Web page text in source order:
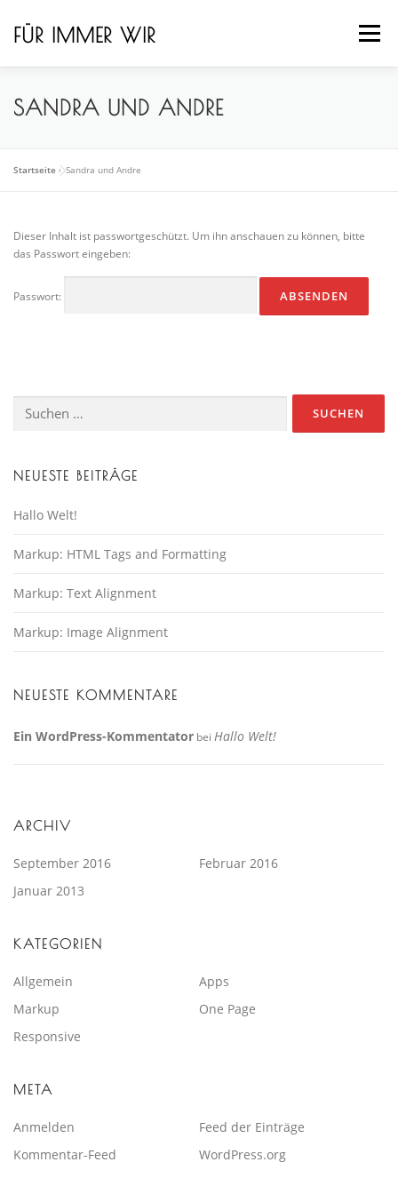
Inhalt
springen
FÜR IMMER WIR Menü
HOME GALERIE ÜBER UNS
TEAM KONTAKT
SANDRA UND ANDRE
Startseite »Sandra und Andre
Dieser Inhalt ist passwortgeschützt. Um ihn anschauen zu können, bitte
das Passwort eingeben:
Passwort:
nach:
NEUESTE BEITRÄGE
Hallo Welt!
Markup: HTML Tags and Formatting
Markup: Text Alignment
Markup: Image Alignment
NEUESTE KOMMENTARE
Ein WordPress-Kommentator bei Hallo Welt!
ARCHIV
September 2016
Februar 2016
Januar 2013
KATEGORIEN
Allgemein
Apps
Markup
One Page
Responsive
META
Anmelden
Feed der Einträge
Kommentar-Feed
WordPress.org